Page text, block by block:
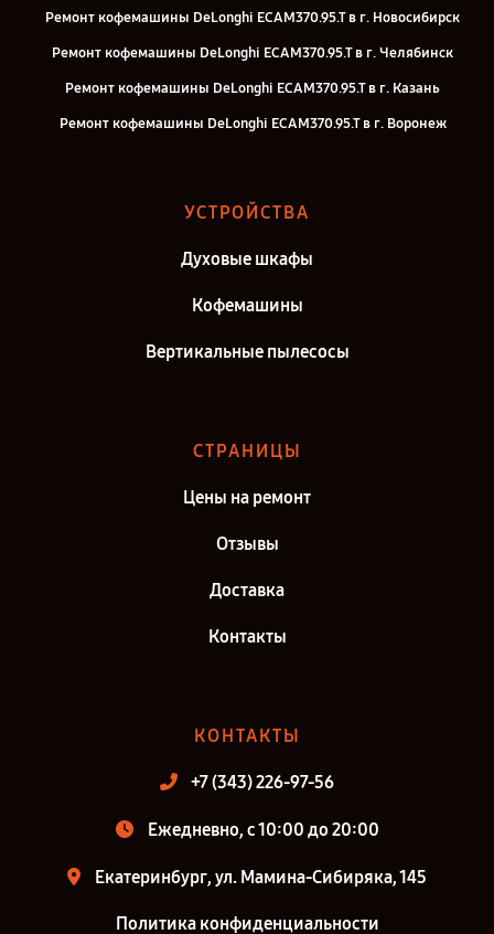
Ремонт кофемашины DeLonghi ECAM370.95.T в г. Новосибирск
Ремонт кофемашины DeLonghi ECAM370.95.T в г. Челябинск
Ремонт кофемашины DeLonghi ECAM370.95.T в г. Казань
Ремонт кофемашины DeLonghi ECAM370.95.T в г. Воронеж
Ремонт кофемашины DeLonghi ECAM370.95.T в г. Москва
Ремонт кофемашины DeLonghi ECAM370.95.T в г. Санкт-Петербург
УСТРОЙСТВА
Духовые шкафы
Кофемашины
Вертикальные пылесосы
СТРАНИЦЫ
Цены на ремонт
Отзывы
Доставка
Контакты
КОНТАКТЫ
+7 (343) 226-97-56
Ежедневно, с 10:00 до 20:00
Екатеринбург, ул. Мамина-Сибиряка, 145
Политика конфиденциальности